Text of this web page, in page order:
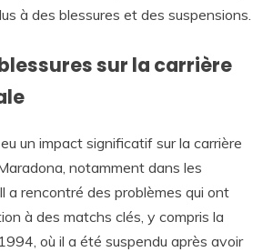
à des blessures et des suspensions.
sur la carrière
un impact significatif sur la carrière
notamment dans les
a rencontré des problèmes qui ont
à des matchs clés, y compris la
où il a été suspendu après avoir